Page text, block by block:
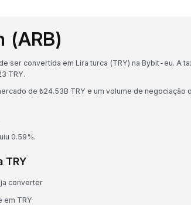
(ARB)
ser convertida em Lira turca (TRY) na Bybit-eu. A
TRY.
de ₺24.53B TRY e um volume de negociação
0.59%.
TRY
converter
em TRY